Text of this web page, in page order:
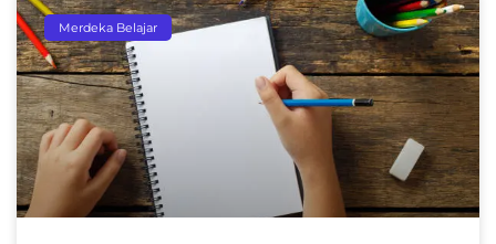
Merdeka Belajar